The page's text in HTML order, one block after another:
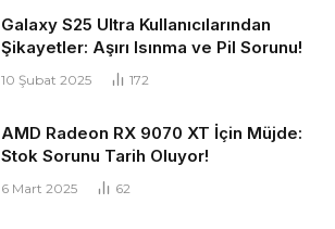
Galaxy S25 Ultra Kullanıcılarından
Şikayetler: Aşırı Isınma ve Pil Sorunu!
10 Şubat 2025 172
AMD Radeon RX 9070 XT İçin Müjde:
Stok Sorunu Tarih Oluyor!
6 Mart 2025 62